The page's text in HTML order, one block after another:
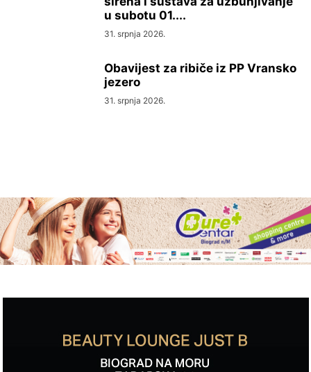
u subotu 01....
31. srpnja 2026.
Obavijest za ribiče iz PP Vransko
jezero
31. srpnja 2026.